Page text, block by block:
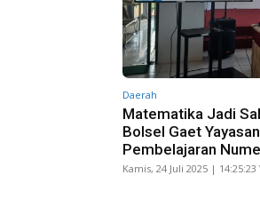
Daerah
Matematika Jadi
Bolsel Gaet
Pembelajaran
Kamis, 24 Juli 2025 | 14:25:23